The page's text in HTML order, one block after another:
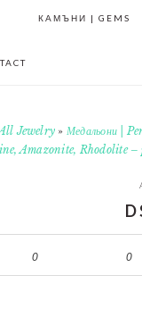
КАМЪНИ | GEMS
Jewelry » Медальони |
Amazonite, Rhodolite
0 0